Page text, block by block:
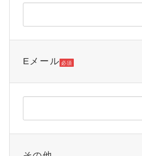
Eメール 必須